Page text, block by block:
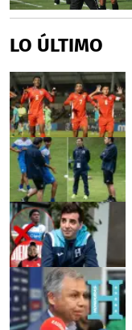
LO ÚLTIMO